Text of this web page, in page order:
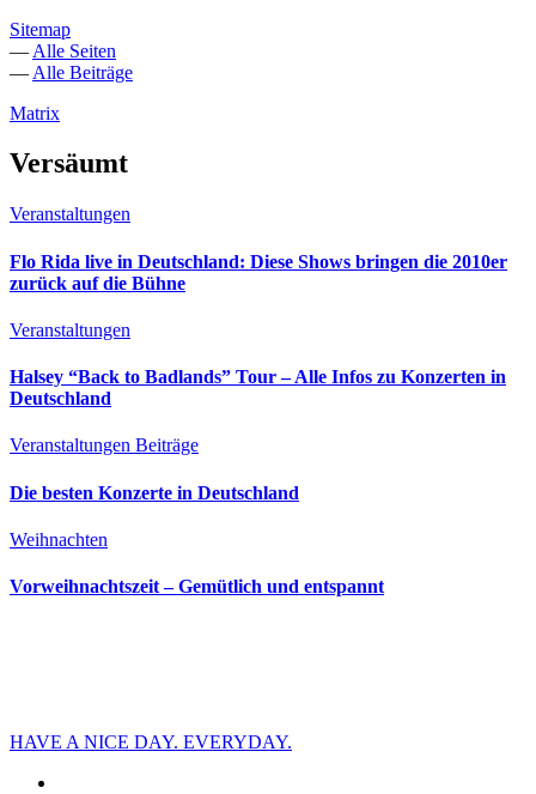
Sitemap
— Alle Seiten
— Alle Beiträge
Matrix
Versäumt
Veranstaltungen
Flo Rida live in Deutschland: Diese Shows bringen die 2010er
zurück auf die Bühne
Veranstaltungen
Halsey “Back to Badlands” Tour – Alle Infos zu Konzerten in
Deutschland
Veranstaltungen Beiträge
Die besten Konzerte in Deutschland
Weihnachten
Vorweihnachtszeit – Gemütlich und entspannt
HAVE A NICE DAY. EVERYDAY.